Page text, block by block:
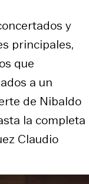
y
principales,
que
a un
de Nibaldo
la completa
Claudio